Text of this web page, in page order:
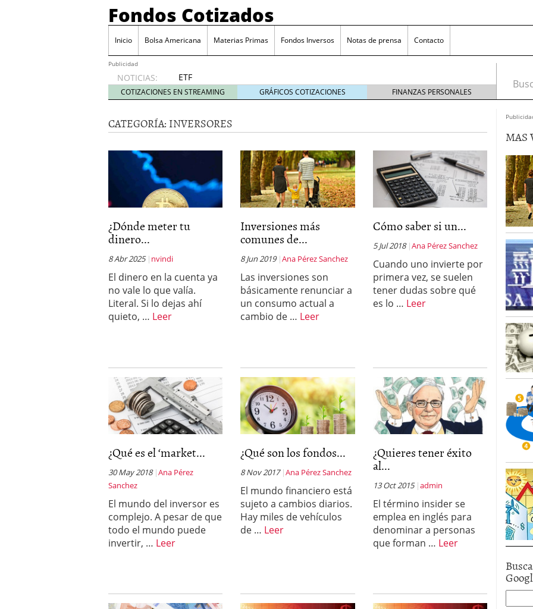
Fondos Cotizados
Inicio Bolsa Americana Materias Primas Fondos Inversos Notas de prensa Contacto
Publicidad
NOTICIAS:
ETF
activos:
el
que más
crece en
Europa y
a llegar
al
inversor
febrero
ETF activos: el producto que más crece en Europa y que empieza a llegar al
febrero 23, 2026
ETF de defensa, industriales y renta variable europea: las apuestas que
marcaron 2025 y siguen vivas en 2026
ETF o fondo indexado en España: la eterna pregunta tiene respuesta
(depende de ti)
febrero 16, 2026
COTIZACIONES EN STREAMING GRÁFICOS COTIZACIONES FINANZAS PERSONALES
CATEGORÍA: INVERSORES
¿Dónde meter tu
dinero...
8 Abr 2025 nvindi
El dinero en la cuenta ya
no vale lo que valía.
Literal. Si lo dejas ahí
quieto, … Leer
Inversiones más
comunes de...
8 Jun 2019 Ana Pérez Sanchez
Las inversiones son
básicamente renunciar a
un consumo actual a
cambio de … Leer
Cómo saber si un...
5 Jul 2018 Ana Pérez Sanchez
Cuando uno invierte por
primera vez, se suelen
tener dudas sobre qué
es lo … Leer
¿Qué es el ‘market...
30 May 2018 Ana Pérez
Sanchez
El mundo del inversor es
complejo. A pesar de que
todo el mundo puede
invertir, … Leer
¿Qué son los fondos...
8 Nov 2017 Ana Pérez Sanchez
El mundo financiero está
sujeto a cambios diarios.
Hay miles de vehículos
de … Leer
¿Quieres tener éxito
al...
13 Oct 2015 admin
El término insider se
emplea en inglés para
denominar a personas
que forman … Leer
MAS